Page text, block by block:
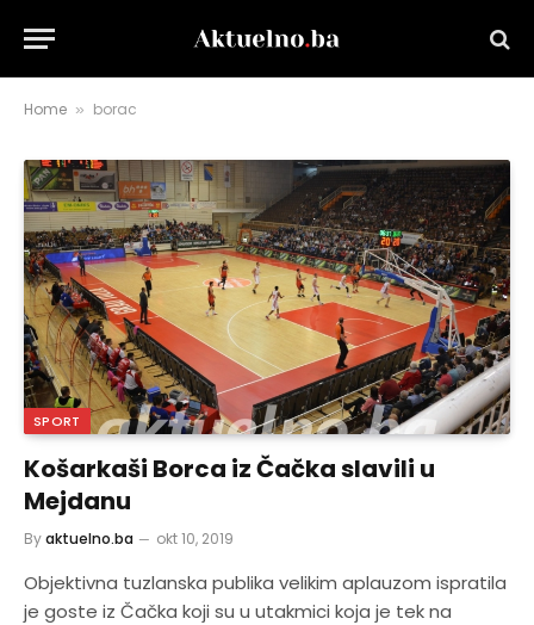
Home » borac
SPORT
Košarkaši Borca iz Čačka slavili u
Mejdanu
Byaktuelno.ba okt 10, 2019
Objektivna tuzlanska publika velikim aplauzom ispratila
je goste iz Čačka koji su u utakmici koja je tek na